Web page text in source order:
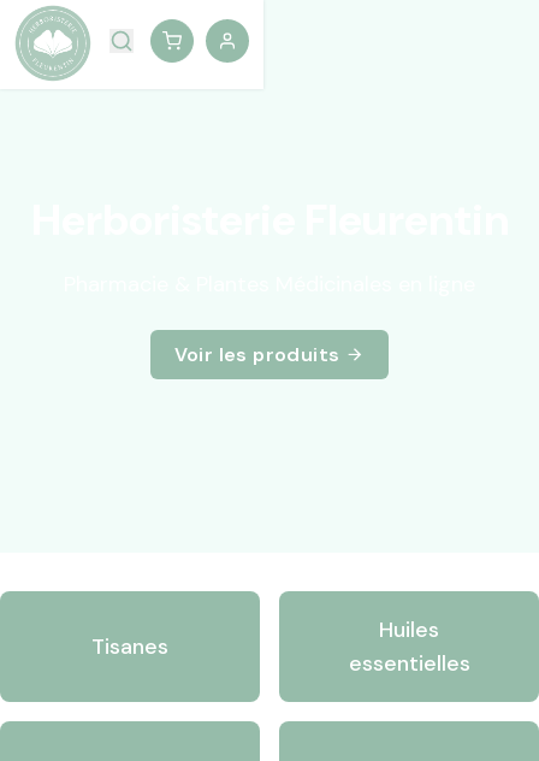
Voir les produits
Tisanes
Huiles
essentielles